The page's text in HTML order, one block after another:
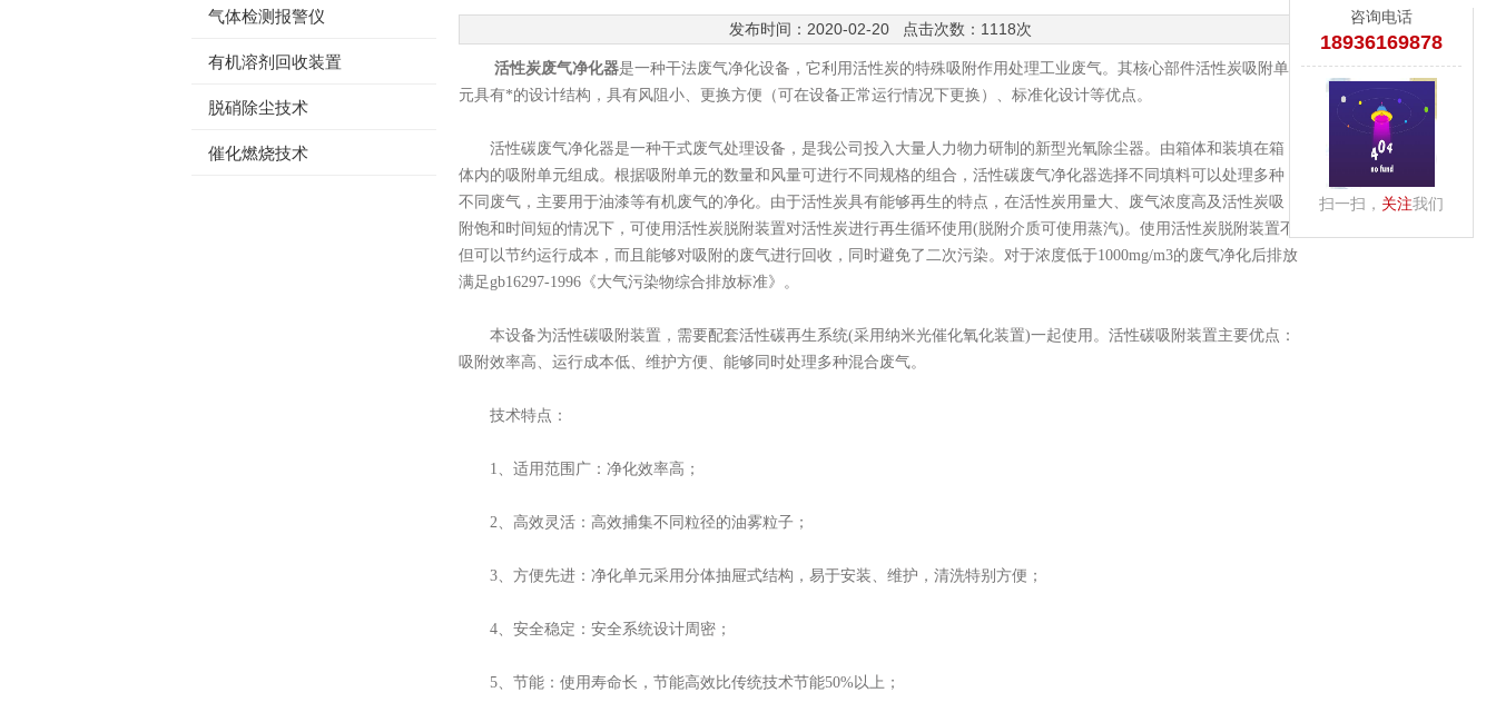
气体检测报警仪
有机溶剂回收装置
脱硝除尘技术
催化燃烧技术
发布时间：2020-02-20 点击次数：1118次
活性炭废气净化器是一种干法废气净化设备，它利用活性炭的特殊吸附作用处理工业废气。其核心部件活性炭吸附单
元具有*的设计结构，具有风阻小、更换方便（可在设备正常运行情况下更换）、标准化设计等优点。
活性碳废气净化器是一种干式废气处理设备，是我公司投入大量人力物力研制的新型光氧除尘器。由箱体和装填在箱
体内的吸附单元组成。根据吸附单元的数量和风量可进行不同规格的组合，活性碳废气净化器选择不同填料可以处理多种
不同废气，主要用于油漆等有机废气的净化。由于活性炭具有能够再生的特点，在活性炭用量大、废气浓度高及活性炭吸
附饱和时间短的情况下，可使用活性炭脱附装置对活性炭进行再生循环使用(脱附介质可使用蒸汽)。使用活性炭脱附装置不
但可以节约运行成本，而且能够对吸附的废气进行回收，同时避免了二次污染。对于浓度低于1000mg/m3的废气净化后排放
满足gb16297-1996《大气污染物综合排放标准》。
本设备为活性碳吸附装置，需要配套活性碳再生系统(采用纳米光催化氧化装置)一起使用。活性碳吸附装置主要优点：
吸附效率高、运行成本低、维护方便、能够同时处理多种混合废气。
技术特点：
1、适用范围广：净化效率高；
2、高效灵活：高效捕集不同粒径的油雾粒子；
3、方便先进：净化单元采用分体抽屉式结构，易于安装、维护，清洗特别方便；
4、安全稳定：安全系统设计周密；
5、节能：使用寿命长，节能高效比传统技术节能50%以上；
咨询电话
18936169878
扫一扫， 关注我们